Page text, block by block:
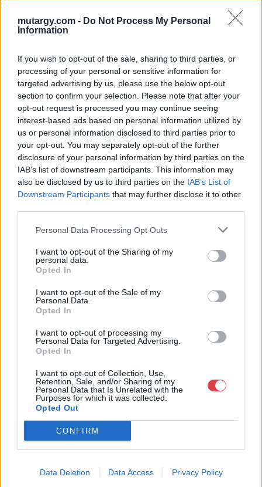
mutargy.com - Do Not Process My Personal
Information
If you wish to opt-out of the sale, sharing to third parties, or
processing of your personal or sensitive information for
targeted advertising by us, please use the below opt-out
section to confirm your selection. Please note that after your
opt-out request is processed you may continue seeing
interest-based ads based on personal information utilized by
us or personal information disclosed to third parties prior to
your opt-out. You may separately opt-out of the further
disclosure of your personal information by third parties on the
IAB’s list of downstream participants. This information may
also be disclosed by us to third parties on the IAB’s List of
Downstream Participants that may further disclose it to other
Personal Data Processing Opt Outs
I want to opt-out of the Sharing of my
personal data.
Opted In
I want to opt-out of the Sale of my
Personal Data.
Opted In
I want to opt-out of processing my
Personal Data for Targeted Advertising.
Opted In
I want to opt-out of Collection, Use,
Retention, Sale, and/or Sharing of my
Personal Data that Is Unrelated with the
Purposes for which it was collected.
Opted Out
CONFIRM
Data Deletion Data Access Privacy Policy
Eladó adatai
Portobello Aukciósház
Cím: Vízkeleti Lívia
Mipo Kft
Budapest
+36703805044
1053
Telefon: +36703805044
Weboldal: http://www.aukcio.net
Bemutatkozás: Immár közel 30 éve, hogy a Múzeum körúton
elkezdte működését a Mike és Tsa Antikvárium, majd 2010-ben
a Portobello aukciósház kiegészítette az addigi tevékenységét
és megszületett a Mike Portobello Aukciósház. 2022-től saját
GALÉRIA TOVÁBBI MŰTÁRGYAI
KAPCSOLÓDÓ MŰTÁRGYAK